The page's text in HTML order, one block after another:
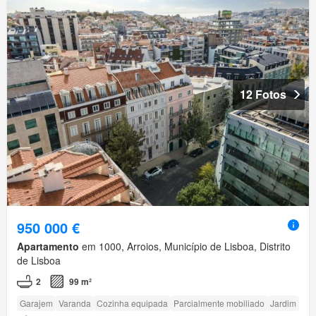
12 Fotos
950 000 €
Apartamento em 1000, Arroios, Município de Lisboa, Distrito
de Lisboa
2 99 m²
Garajem Varanda Cozinha equipada Parcialmente mobiliado Jardim